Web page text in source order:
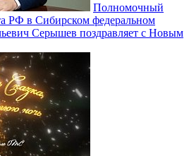
Полномочный
РФ в Сибирском федеральном
Серышев поздравляет с Новым